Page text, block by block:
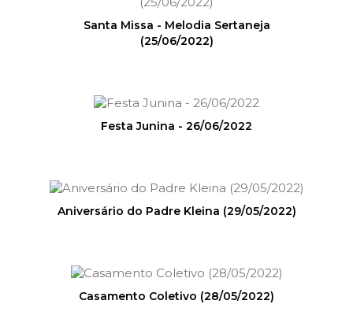
Santa Missa - Melodia Sertaneja
(25/06/2022)
Festa Junina - 26/06/2022
Aniversário do Padre Kleina (29/05/2022)
Casamento Coletivo (28/05/2022)